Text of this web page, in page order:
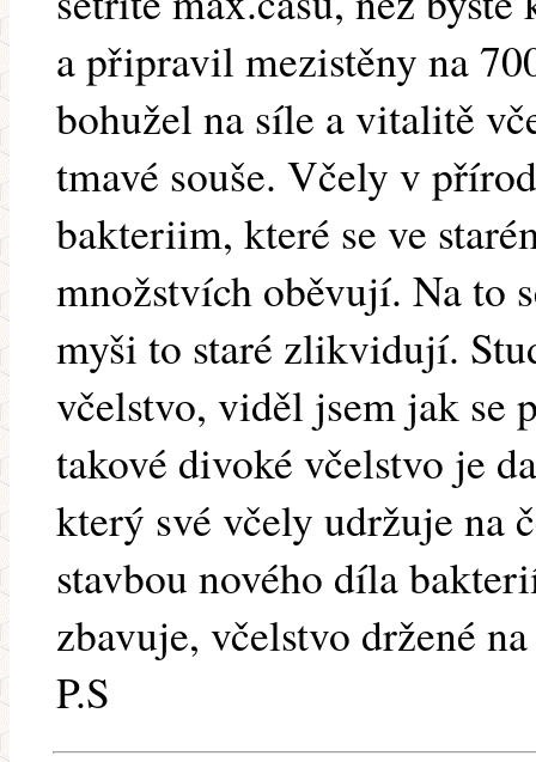
a připravil mezistěny na
bohužel na síle a vitalitě
tmavé souše. Včely v
bakteriim, které se ve
množstvích oběvují. Na to
myši to staré zlikvidují.
včelstvo, viděl jsem jak se
takové divoké včelstvo je
který své včely udržuje na
stavbou nového díla
zbavuje, včelstvo držené
P.S